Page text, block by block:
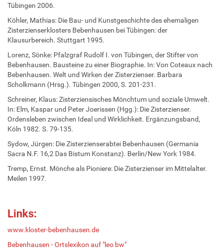
Tübingen 2006.
Köhler, Mathias: Die Bau- und Kunstgeschichte des ehemaligen
Zisterzienserklosters Bebenhausen bei Tübingen: der
Klausurbereich. Stuttgart 1995.
Lorenz, Sönke: Pfalzgraf Rudolf I. von Tübingen, der Stifter von
Bebenhausen. Bausteine zu einer Biographie. In: Von Coteaux nach
Bebenhausen. Welt und Wirken der Zisterzienser. Barbara
Scholkmann (Hrsg.). Tübingen 2000, S. 201-231.
Schreiner, Klaus: Zisterziensisches Mönchtum und soziale Umwelt.
In: Elm, Kaspar und Peter Joerissen (Hgg.): Die Zisterzienser.
Ordensleben zwischen Ideal und Wirklichkeit. Ergänzungsband,
Köln 1982. S. 79-135.
Sydow, Jürgen: Die Zisterzienserabtei Bebenhausen (Germania
Sacra N.F. 16,2 Das Bistum Konstanz). Berlin/New York 1984.
Tremp, Ernst. Mönche als Pioniere: Die Zisterzienser im Mittelalter.
Meilen 1997.
Links:
www.kloster-bebenhausen.de
Bebenhausen - Ortslexikon auf "leo bw"